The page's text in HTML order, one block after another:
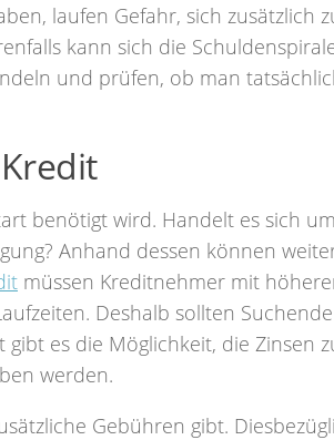
laufen Gefahr, sich zusätzlich
kann sich die
und prüfen, ob man
benötigt wird. Handelt es sich
Anhand dessen können
müssen Kreditnehmer mit
Deshalb sollten
es die Möglichkeit, die Zinsen
werden.
Gebühren gibt.